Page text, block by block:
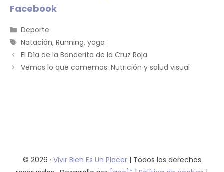
Facebook
Categorías
Deporte
Etiquetas
Natación,Running,yoga
El Día de la Banderita de la Cruz Roja
Vemos lo que comemos: Nutrición y salud visual
© 2026 · Vivir Bien Es Un Placer | Todos los derechos